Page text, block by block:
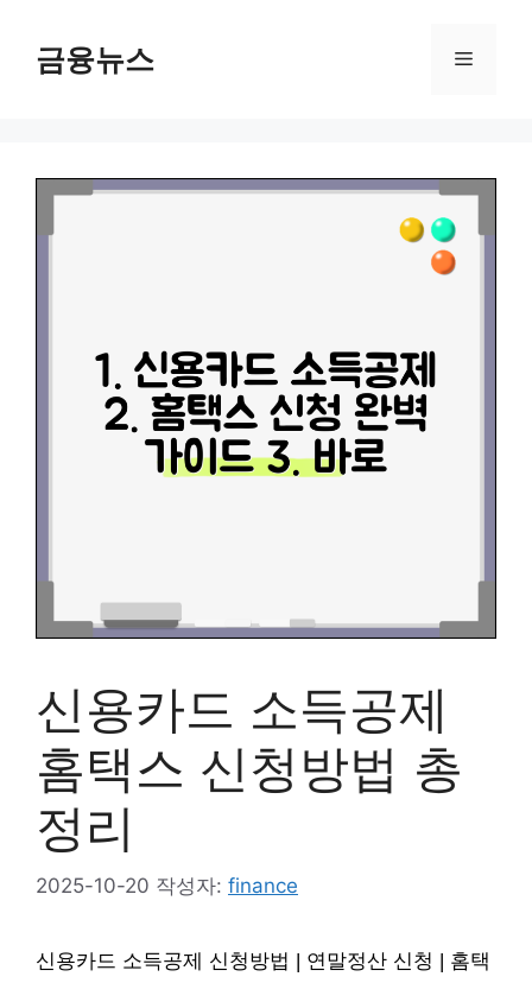
금융뉴스 메
신용카드 소득공제
홈택스 신청방법 총
정리
2025-10-20 작성자: finance
신용카드 소득공제 신청방법 | 연말정산 신청 | 홈택